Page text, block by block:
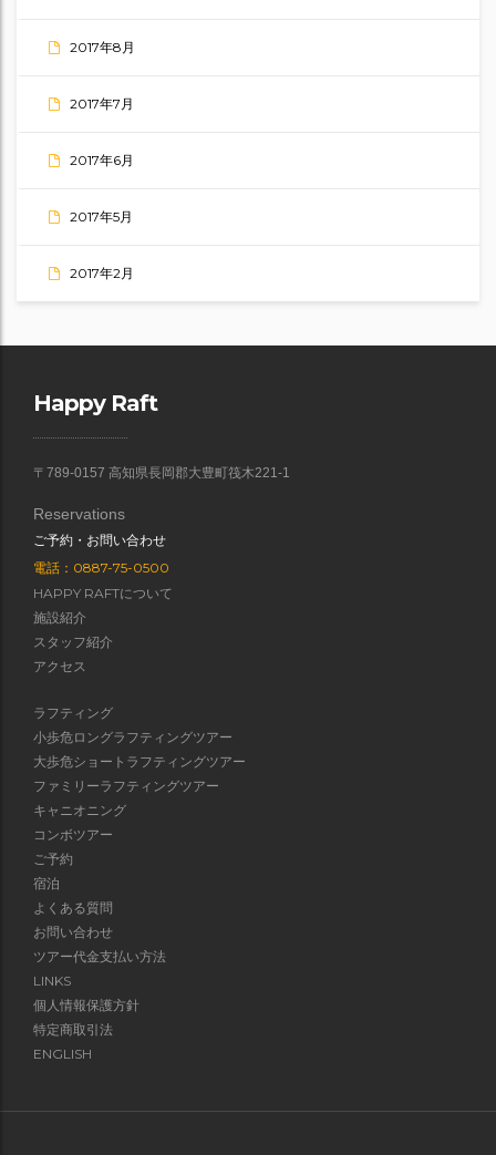
2017年8月
2017年7月
2017年6月
2017年5月
2017年2月
Happy Raft
〒789-0157 高知県長岡郡大豊町筏木221-1
Reservations
ご予約・お問い合わせ
電話：0887-75-0500
HAPPY RAFTについて
施設紹介
スタッフ紹介
アクセス
ラフティング
小歩危ロングラフティングツアー
大歩危ショートラフティングツアー
ファミリーラフティングツアー
キャニオニング
コンボツアー
ご予約
宿泊
よくある質問
お問い合わせ
ツアー代金支払い方法
LINKS
個人情報保護方針
特定商取引法
ENGLISH